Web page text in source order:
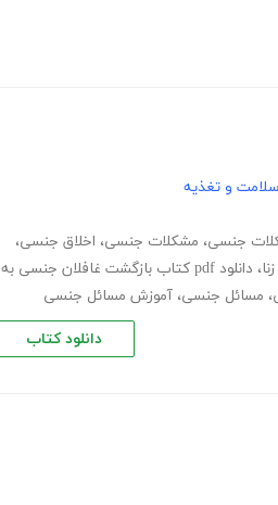
و تغذیه
جنسی، مشکلات جنسی، اخلاق جنسی،
زنا،
دانلود pdf کتاب بازگشت غافلان جنسی به
، مسائل جنسی، آموزش مسائل جنسی
دانلود کتاب